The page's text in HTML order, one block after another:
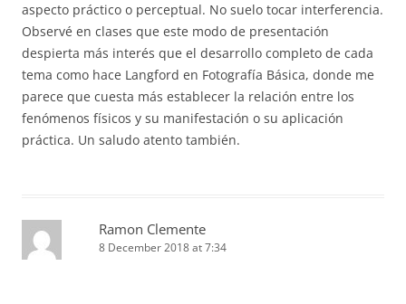
aspecto práctico o perceptual. No suelo tocar interferencia.
Observé en clases que este modo de presentación
despierta más interés que el desarrollo completo de cada
tema como hace Langford en Fotografía Básica, donde me
parece que cuesta más establecer la relación entre los
fenómenos físicos y su manifestación o su aplicación
práctica. Un saludo atento también.
Ramon Clemente
8 December 2018 at 7:34